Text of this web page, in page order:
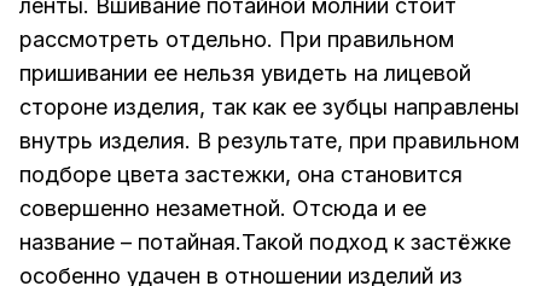
ленты. Вшивание потайной молнии стоит
рассмотреть отдельно. При правильном
пришивании ее нельзя увидеть на лицевой
стороне изделия, так как ее зубцы направлены
внутрь изделия. В результате, при правильном
подборе цвета застежки, она становится
совершенно незаметной. Отсюда и ее
название – потайная.Такой подход к застёжке
особенно удачен в отношении изделий из